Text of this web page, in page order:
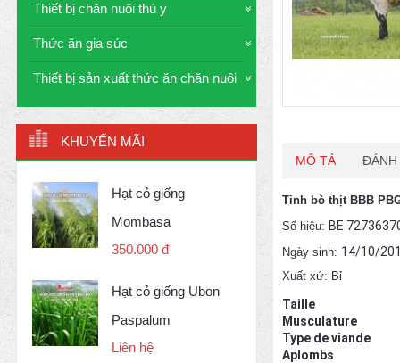
Thiết bị chăn nuôi thú y
Thức ăn gia súc
Thiết bị sản xuất thức ăn chăn nuôi
KHUYẾN MÃI
Hạt cỏ giống
Mombasa
350.000 đ
Hạt cỏ giống Ubon
Paspalum
Liên hệ
MÔ TẢ ĐÁNH
Tinh bò thịt BBB
Số hiệu: BE
Ngày sinh: 14/10/
Xuất xứ: Bỉ
Taille
Musculature
Type de viande
Aplombs